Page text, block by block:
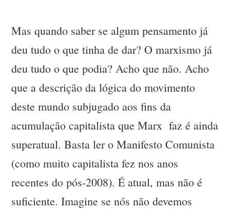
Mas quando saber se algum pensamento já
deu tudo o que tinha de dar? O marxismo já
deu tudo o que podia? Acho que não. Acho
que a descrição da lógica do movimento
deste mundo subjugado aos fins da
acumulação capitalista que Marx faz é ainda
superatual. Basta ler o Manifesto Comunista
(como muito capitalista fez nos anos
recentes do pós-2008). É atual, mas não é
suficiente. Imagine se nós não devemos